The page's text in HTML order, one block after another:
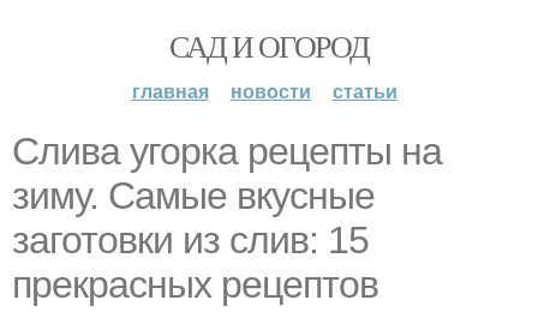
САД И ОГОРОД
главная новости статьи
Слива угорка рецепты на
зиму. Самые вкусные
заготовки из слив: 15
прекрасных рецептов